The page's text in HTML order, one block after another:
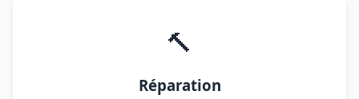
🔨
Réparation